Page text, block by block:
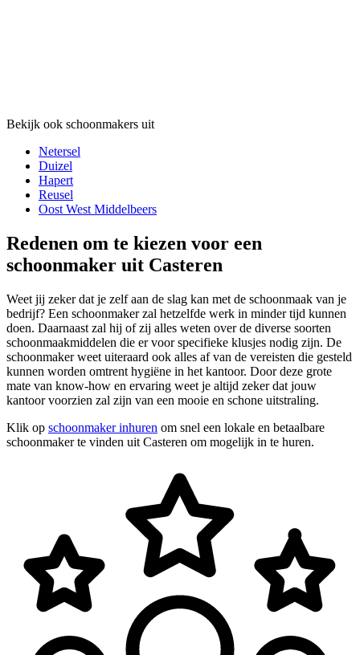
Bekijk ook schoonmakers uit
Netersel
Duizel
Hapert
Reusel
Oost West Middelbeers
Redenen om te kiezen voor een
schoonmaker uit Casteren
Weet jij zeker dat je zelf aan de slag kan met de schoonmaak van je
bedrijf? Een schoonmaker zal hetzelfde werk in minder tijd kunnen
doen. Daarnaast zal hij of zij alles weten over de diverse soorten
schoonmaakmiddelen die er voor specifieke klusjes nodig zijn. De
schoonmaker weet uiteraard ook alles af van de vereisten die gesteld
kunnen worden omtrent hygiëne in het kantoor. Door deze grote
mate van know-how en ervaring weet je altijd zeker dat jouw
kantoor voorzien zal zijn van een mooie en schone uitstraling.
Klik op schoonmaker inhuren om snel een lokale en betaalbare
schoonmaker te vinden uit Casteren om mogelijk in te huren.